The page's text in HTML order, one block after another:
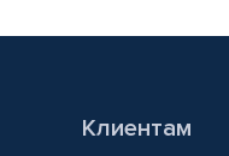
Клиентам